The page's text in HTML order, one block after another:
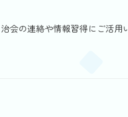
会の連絡や情報習得にご活